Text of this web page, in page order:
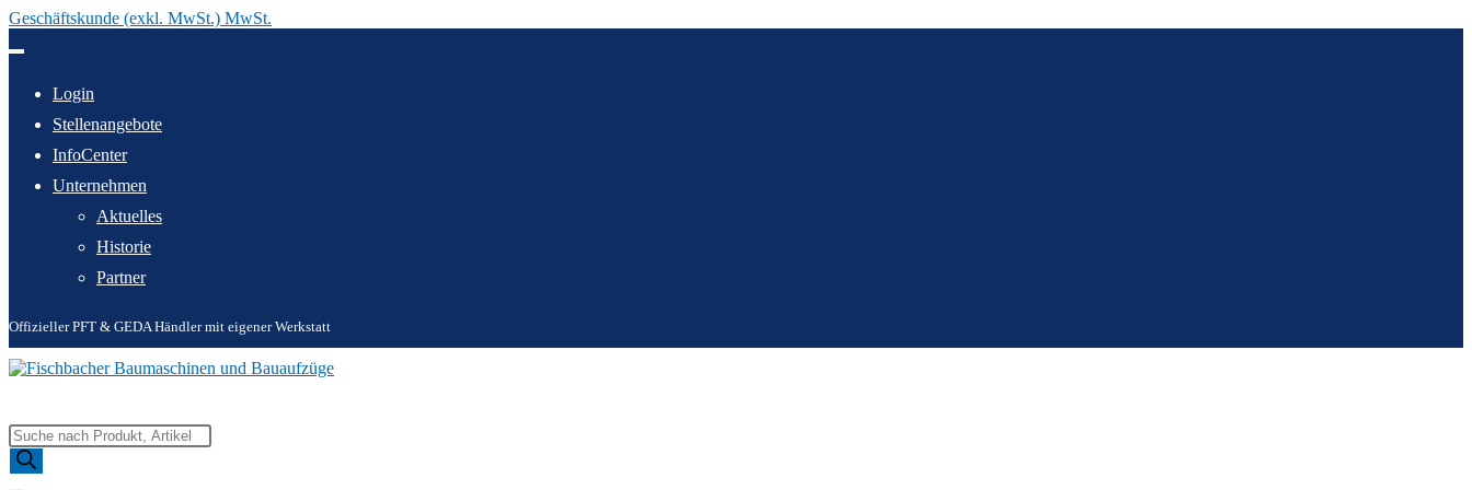
Geschäftskunde (exkl. MwSt.) MwSt.
Inhalt
Login
Stellenangebote
InfoCenter
Unternehmen
Aktuelles
Historie
Partner
Offizieller PFT & GEDA Händler mit eigener Werkstatt
Products
search